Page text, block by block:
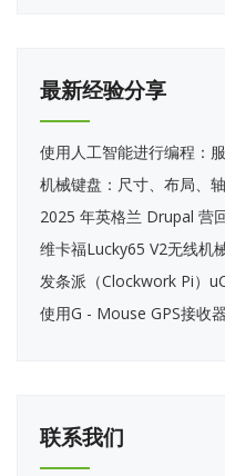
最新经验分享
使用人工智能进行编程：
机械键盘：尺寸、布局、
2025 年英格兰 Drupal 营
维卡福Lucky65 V2无线机
发条派（Clockwork Pi）
使用G - Mouse GPS接收
联系我们